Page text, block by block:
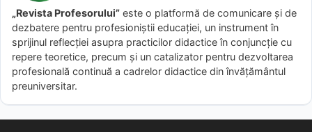
„Revista Profesorului” este o platformă de comunicare și de
dezbatere pentru profesioniștii educației, un instrument în
sprijinul reflecției asupra practicilor didactice în conjuncție cu
repere teoretice, precum și un catalizator pentru dezvoltarea
profesională continuă a cadrelor didactice din învățământul
preuniversitar.